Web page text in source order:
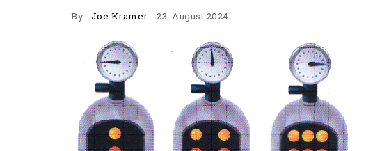
By : Joe Kramer - 23. August 2024